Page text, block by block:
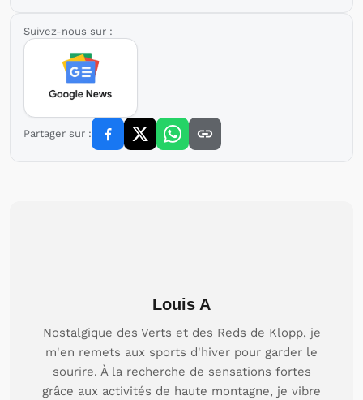
Suivez-nous sur :
Partager sur :
Louis A
Nostalgique des Verts et des Reds de Klopp, je
m'en remets aux sports d'hiver pour garder le
sourire. À la recherche de sensations fortes
grâce aux activités de haute montagne, je vibre